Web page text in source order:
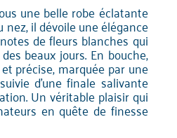
une belle robe éclatante
nez, il dévoile une élégance
de fleurs blanches qui
beaux jours. En bouche,
précise, marquée par une
d'une finale salivante
Un véritable plaisir qui
en quête de finesse